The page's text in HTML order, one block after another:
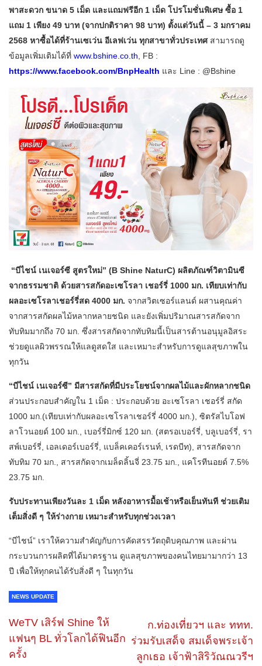
พาสะดวก ขนาด 5 เม็ด และแถมฟรีอีก 1 เม็ด โปรโมชั่นพิเศษ ซื้อ 1
แถม 1 เพียง 49 บาท (จากปกติราคา 98 บาท) ตั้งแต่วันนี้ – 3 มกราคม
2568 หาซื้อได้ที่ร้านเซเว่น อีเลฟเว่น ทุกสาขาทั่วประเทศสามารถดู
ข้อมูลเพิ่มเติมได้ที่ www.bshine.co.th , FB :
https://www.facebook.com/BnpHealth และ Line : @Bshine
“บีไชน์ เนเจอร์ซี สูตรใหม่” (B Shine NaturC) ผลิตภัณฑ์วิตามินซี
จากธรรมชาติ ด้วยสารสกัดอะเซโรลา เชอร์รี่ 1000 มก. เทียบเท่ากับ
ผลอะเซโรลาเชอร์รี่สด 4000 มก. จากสวิตเซอร์แลนด์ ผสานคุณค่า
จากสารสกัดผลไม้หลากหลายชนิด และยังเพิ่มปริมาณสารสกัดจาก
ทับทิมมากถึง 70 มก. ซึ่งสารสกัดจากทับทิมนี้เป็นสารต้านอนุมูลอิสระ
ช่วยดูแลผิวพรรณให้แลดูสดใส และเหมาะสำหรับการดูแลสุขภาพใน
ทุกวัน
“บีไชน์ เนเจอร์ซี” มีสารสกัดที่มีประโยชน์จากผลไม้และผักหลากชนิด
ส่วนประกอบสำคัญใน 1 เม็ด : ประกอบด้วย อะเซโรลา เชอร์รี่ สกัด
1000 มก.(เทียบเท่ากับผลอะเซโรลาเชอร์รี่ 4000 มก.), ซิตรัสไบโอฟ
ลาโวนอยด์ 100 มก., เบอร์รี่มิกซ์ 120 มก. (สตรอเบอร์รี่, บลูเบอร์รี่, รา
สพ์เบอร์รี่, เอลเดอร์เบอร์รี่, แบล็คเคอร์เรนท์, เรดบีท), สารสกัดจาก
ทับทิม 70 มก., สารสกัดจากเมล็ดลิ้นจี่ 23.75 มก., แคโรทีนอยด์ 7.5%
23.75 มก.
รับประทานเพียงวันละ 1 เม็ด หลังอาหารมื้อเช้าหรือเย็นทันที ช่วยเติม
เต็มสิ่งดี ๆ ให้ร่างกาย เหมาะสำหรับทุกช่วงเวลา
“บีไชน์” เราให้ความสำคัญกับการคัดสรรวัตถุดิบคุณภาพ และผ่าน
กระบวนการผลิตที่ได้มาตรฐาน ดูแลสุขภาพของคนไทยมามากว่า 13
ปี เพื่อให้ทุกคนได้รับสิ่งดี ๆ ในทุกวัน
NEWS UPDATE
WeTV เสิร์ฟ Shine ให้
แฟนๆ BL ทั่วโลกได้ฟินอีก
ครั้ง
ก.ท่องเที่ยวฯ และ ททท.
ร่วมรับเสด็จ สมเด็จพระเจ้า
ลูกเธอ เจ้าฟ้าสิริวัณณวรีฯ